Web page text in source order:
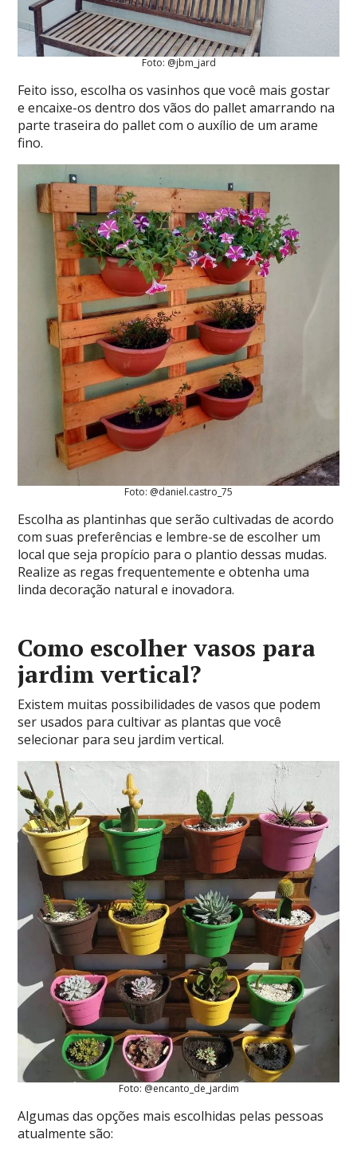
Foto: @jbm_jard
Feito isso, escolha os vasinhos que você mais gostar
e encaixe-os dentro dos vãos do pallet amarrando na
parte traseira do pallet com o auxílio de um arame
fino.
Foto: @daniel.castro_75
Escolha as plantinhas que serão cultivadas de acordo
com suas preferências e lembre-se de escolher um
local que seja propício para o plantio dessas mudas.
Realize as regas frequentemente e obtenha uma
linda decoração natural e inovadora.
Como escolher vasos para
jardim vertical?
Existem muitas possibilidades de vasos que podem
ser usados para cultivar as plantas que você
selecionar para seu jardim vertical.
Foto: @encanto_de_jardim
Algumas das opções mais escolhidas pelas pessoas
atualmente são: